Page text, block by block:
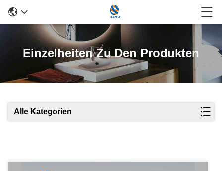
Einzelheiten Zu Den Produkten
Alle Kategorien